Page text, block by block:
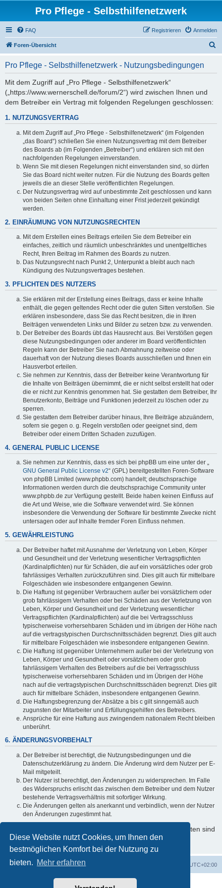
Diese Website nutzt Cookies, um Ihnen den
bestmöglichen Komfort bei der Nutzung zu
bieten. Mehr erfahren
Pro Pflege - Selbsthilfenetzwerk
FAQ Anmelden
Registrieren
Foren-Übersicht
Pro Pflege - Selbsthilfenetzwerk - Nutzungsbedingungen
Mit dem Zugriff auf „Pro Pflege - Selbsthilfenetzwerk“
(„https://www.wernerschell.de/forum/2“) wird zwischen Ihnen und
dem Betreiber ein Vertrag mit folgenden Regelungen geschlossen:
1. NUTZUNGSVERTRAG
Mit dem Zugriff auf „Pro Pflege - Selbsthilfenetzwerk“ (im Folgenden
„das Board“) schließen Sie einen Nutzungsvertrag mit dem Betreiber
des Boards ab (im Folgenden „Betreiber“) und erklären sich mit den
nachfolgenden Regelungen einverstanden.
Wenn Sie mit diesen Regelungen nicht einverstanden sind, so dürfen
Sie das Board nicht weiter nutzen. Für die Nutzung des Boards gelten
jeweils die an dieser Stelle veröffentlichten Regelungen.
Der Nutzungsvertrag wird auf unbestimmte Zeit geschlossen und kann
von beiden Seiten ohne Einhaltung einer Frist jederzeit gekündigt
werden.
2. EINRÄUMUNG VON NUTZUNGSRECHTEN
Mit dem Erstellen eines Beitrags erteilen Sie dem Betreiber ein
einfaches, zeitlich und räumlich unbeschränktes und unentgeltliches
Recht, Ihren Beitrag im Rahmen des Boards zu nutzen.
Das Nutzungsrecht nach Punkt 2, Unterpunkt a bleibt auch nach
Kündigung des Nutzungsvertrages bestehen.
3. PFLICHTEN DES NUTZERS
Sie erklären mit der Erstellung eines Beitrags, dass er keine Inhalte
enthält, die gegen geltendes Recht oder die guten Sitten verstoßen. Sie
erklären insbesondere, dass Sie das Recht besitzen, die in Ihren
Beiträgen verwendeten Links und Bilder zu setzen bzw. zu verwenden.
Der Betreiber des Boards übt das Hausrecht aus. Bei Verstößen gegen
diese Nutzungsbedingungen oder anderer im Board veröffentlichten
Regeln kann der Betreiber Sie nach Abmahnung zeitweise oder
dauerhaft von der Nutzung dieses Boards ausschließen und Ihnen ein
Hausverbot erteilen.
Sie nehmen zur Kenntnis, dass der Betreiber keine Verantwortung für
die Inhalte von Beiträgen übernimmt, die er nicht selbst erstellt hat oder
die er nicht zur Kenntnis genommen hat. Sie gestatten dem Betreiber, Ihr
Benutzerkonto, Beiträge und Funktionen jederzeit zu löschen oder zu
sperren.
Sie gestatten dem Betreiber darüber hinaus, Ihre Beiträge abzuändern,
sofern sie gegen o. g. Regeln verstoßen oder geeignet sind, dem
Betreiber oder einem Dritten Schaden zuzufügen.
4. GENERAL PUBLIC LICENSE
Sie nehmen zur Kenntnis, dass es sich bei phpBB um eine unter der „
GNU General Public License v2“ (GPL) bereitgestellten Foren-Software
von phpBB Limited (www.phpbb.com) handelt; deutschsprachige
Informationen werden durch die deutschsprachige Community unter
www.phpbb.de zur Verfügung gestellt. Beide haben keinen Einfluss auf
die Art und Weise, wie die Software verwendet wird. Sie können
insbesondere die Verwendung der Software für bestimmte Zwecke nicht
untersagen oder auf Inhalte fremder Foren Einfluss nehmen.
5. GEWÄHRLEISTUNG
Der Betreiber haftet mit Ausnahme der Verletzung von Leben, Körper
und Gesundheit und der Verletzung wesentlicher Vertragspflichten
(Kardinalpflichten) nur für Schäden, die auf ein vorsätzliches oder grob
fahrlässiges Verhalten zurückzuführen sind. Dies gilt auch für mittelbare
Folgeschäden wie insbesondere entgangenen Gewinn.
Die Haftung ist gegenüber Verbrauchern außer bei vorsätzlichem oder
grob fahrlässigem Verhalten oder bei Schäden aus der Verletzung von
Leben, Körper und Gesundheit und der Verletzung wesentlicher
Vertragspflichten (Kardinalpflichten) auf die bei Vertragsschluss
typischerweise vorhersehbaren Schäden und im übrigen der Höhe nach
auf die vertragstypischen Durchschnittsschäden begrenzt. Dies gilt auch
für mittelbare Folgeschäden wie insbesondere entgangenen Gewinn.
Die Haftung ist gegenüber Unternehmern außer bei der Verletzung von
Leben, Körper und Gesundheit oder vorsätzlichem oder grob
fahrlässigem Verhalten des Betreibers auf die bei Vertragsschluss
typischerweise vorhersehbaren Schäden und im Übrigen der Höhe
nach auf die vertragstypischen Durchschnittsschäden begrenzt. Dies gilt
auch für mittelbare Schäden, insbesondere entgangenen Gewinn.
Die Haftungsbegrenzung der Absätze a bis c gilt sinngemäß auch
zugunsten der Mitarbeiter und Erfüllungsgehilfen des Betreibers.
Ansprüche für eine Haftung aus zwingendem nationalem Recht bleiben
unberührt.
6. ÄNDERUNGSVORBEHALT
Der Betreiber ist berechtigt, die Nutzungsbedingungen und die
Datenschutzerklärung zu ändern. Die Änderung wird dem Nutzer per E-
Mail mitgeteilt.
Der Nutzer ist berechtigt, den Änderungen zu widersprechen. Im Falle
des Widerspruchs erlischt das zwischen dem Betreiber und dem Nutzer
bestehende Vertragsverhältnis mit sofortiger Wirkung.
Die Änderungen gelten als anerkannt und verbindlich, wenn der Nutzer
den Änderungen zugestimmt hat.
Informationen über den Umgang mit Ihren persönlichen Daten sind
in der Datenschutzerklärung enthalten.
Foren-Übersicht UTC+02:00